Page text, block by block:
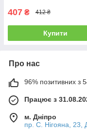
407 ₴ 412 ₴
Купити
Про нас
96% позитивних з
Працює з
м. Дніпро
пр. С. Нігояна, 23,